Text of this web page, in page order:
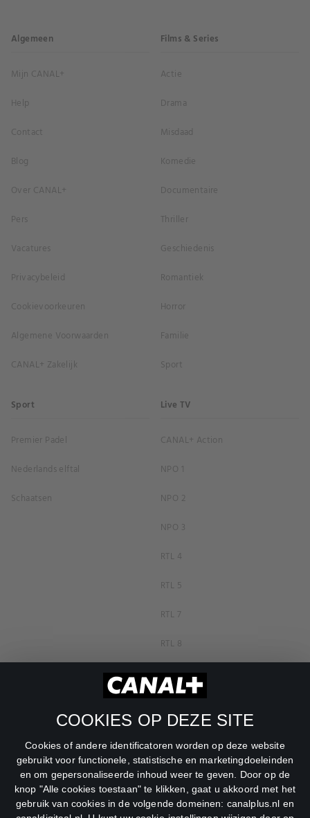
COOKIES OP DEZE SITE
Cookies of andere identificatoren worden op deze website
gebruikt voor functionele, statistische en marketingdoeleinden
en om gepersonaliseerde inhoud weer te geven. Door op de
knop "Alle cookies toestaan" te klikken, gaat u akkoord met het
gebruik van cookies in de volgende domeinen: canalplus.nl en
Algemeen
Mijn CANAL+
Help
Contact
Blog
Over CANAL+
Pers
Vacatures
Privacybeleid
Cookievoorkeuren
Algemene Voorwaarden
CANAL+ Zakelijk
Films & Series
Actie
Drama
Misdaad
Komedie
Documentaire
Thriller
Geschiedenis
Romantiek
Horror
Familie
Sport
Sport
Premier Padel
Nederlands elftal
Schaatsen
Live TV
CANAL+ Action
NPO 1
NPO 2
NPO 3
RTL 4
RTL 5
RTL 7
RTL 8
RTL Z
SBS6
Net5
Veronica
DreamWorks Channel